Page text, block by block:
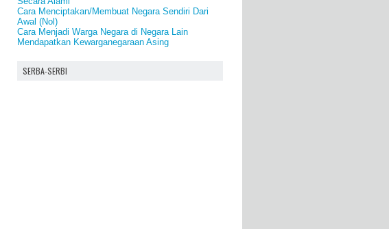
Cara Menciptakan/Membuat Negara Sendiri Dari
Awal (Nol)
Cara Menjadi Warga Negara di Negara Lain
Mendapatkan Kewarganegaraan Asing
SERBA-SERBI